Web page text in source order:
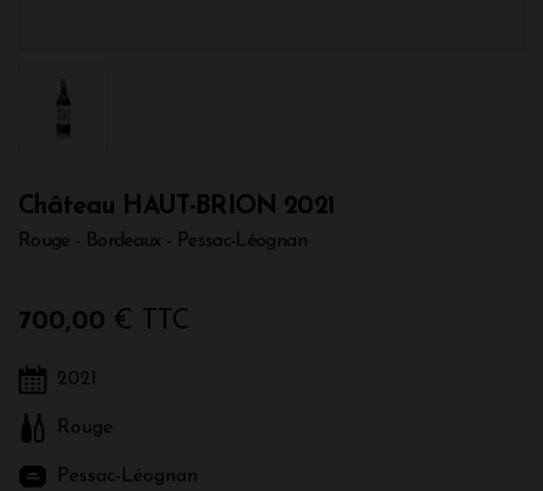
Château HAUT-BRION 2021
Rouge - Bordeaux - Pessac-Léognan
700,00 € TTC
2021
Rouge
Pessac-Léognan